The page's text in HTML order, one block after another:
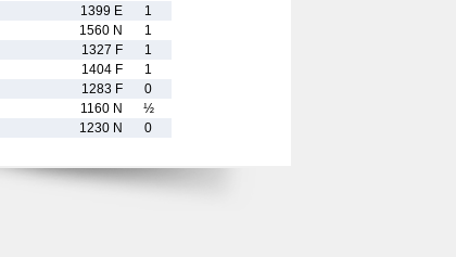
1399 E
1
1560 N
1
1327 F
1
1404 F
1
1283 F
0
1160 N
½
1230 N 0